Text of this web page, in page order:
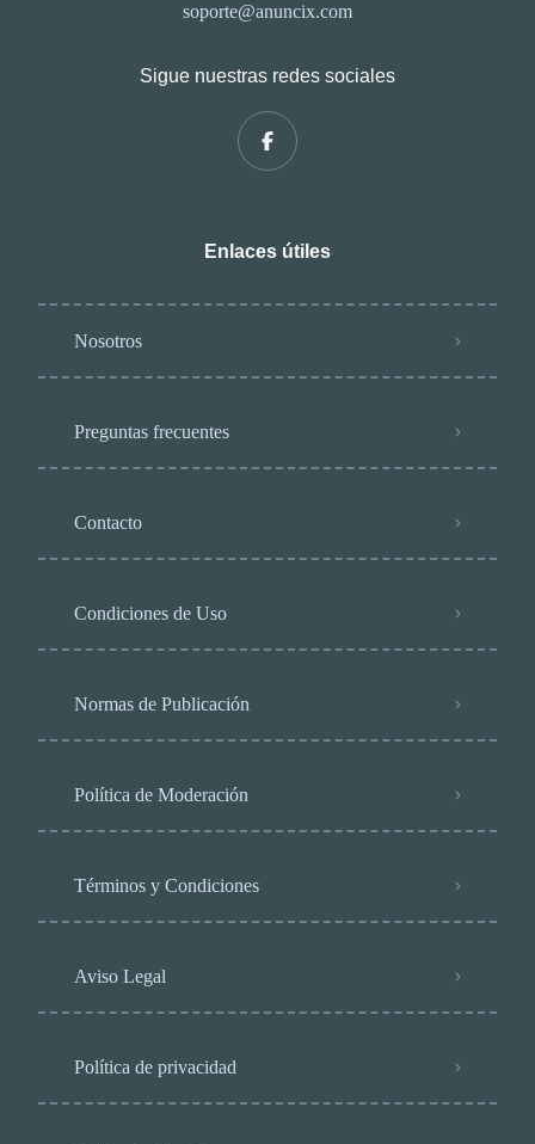
soporte@anuncix.com
Sigue nuestras redes sociales
Enlaces útiles
Nosotros
Preguntas frecuentes
Contacto
Condiciones de Uso
Normas de Publicación
Política de Moderación
Términos y Condiciones
Aviso Legal
Política de privacidad